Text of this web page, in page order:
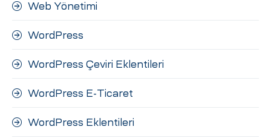
Web Yönetimi
WordPress
WordPress Çeviri Eklentileri
WordPress E-Ticaret
WordPress Eklentileri